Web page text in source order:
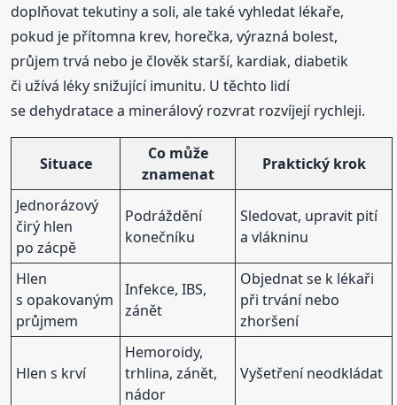
doplňovat tekutiny a soli, ale také vyhledat lékaře,
pokud je přítomna krev, horečka, výrazná bolest,
průjem trvá nebo je člověk starší, kardiak, diabetik
či užívá léky snižující imunitu. U těchto lidí
se dehydratace a minerálový rozvrat rozvíjejí rychleji.
Situace
Co může
znamenat
Praktický krok
Jednorázový
čirý hlen
po zácpě
Podráždění
konečníku
Sledovat, upravit pití
a vlákninu
Hlen
s opakovaným
průjmem
Infekce, IBS,
zánět
Objednat se k lékaři
při trvání nebo
zhoršení
Hlen s krví
Hemoroidy,
trhlina, zánět,
nádor
Vyšetření neodkládat